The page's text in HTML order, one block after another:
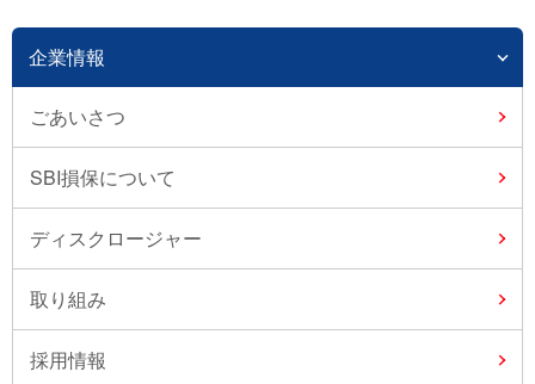
企業情報
ごあいさつ
SBI損保について
ディスクロージャー
取り組み
採用情報